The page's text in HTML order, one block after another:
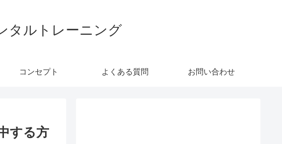
タルトレーニング
コンセプト よくある質問 お問い合わせ
する方